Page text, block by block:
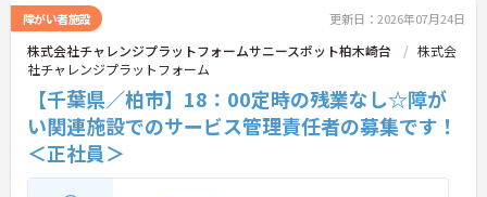
障がい者施設 更新日：2026年07月24日
株式会社チャレンジプラットフォームサニースポット柏木崎台
株式会
社チャレンジプラットフォーム
【千葉県／柏市】18：00定時の残業なし☆障が
い関連施設でのサービス管理責任者の募集です！
＜正社員＞